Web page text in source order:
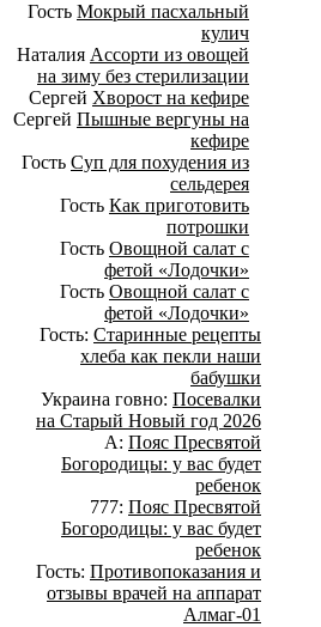
Гость Мокрый пасхальный
кулич
Наталия Ассорти из овощей
на зиму без стерилизации
Сергей Хворост на кефире
Сергей Пышные вергуны на
кефире
Гость Суп для похудения из
сельдерея
Гость Как приготовить
потрошки
Гость Овощной салат с
фетой «Лодочки»
Гость Овощной салат с
фетой «Лодочки»
Гость: Старинные рецепты
хлеба как пекли наши
бабушки
Украина говно: Посевалки
на Старый Новый год 2026
А: Пояс Пресвятой
Богородицы: у вас будет
ребенок
777: Пояс Пресвятой
Богородицы: у вас будет
ребенок
Гость: Противопоказания и
отзывы врачей на аппарат
Алмаг-01